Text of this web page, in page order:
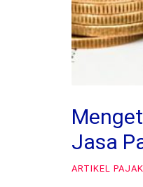
Jasa
ARTIKEL PAJAK